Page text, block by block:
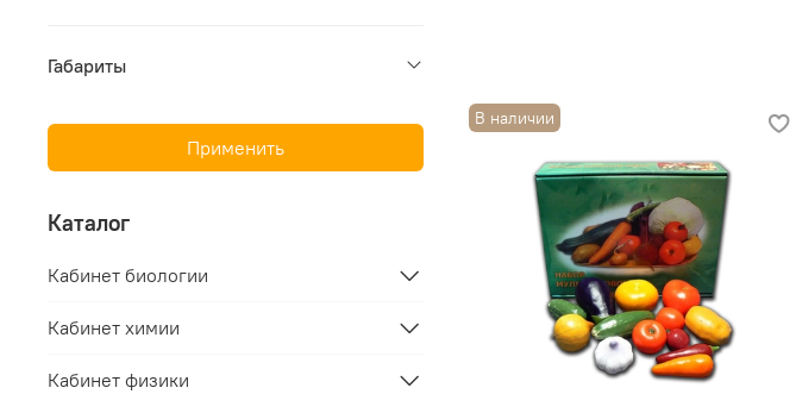
В наличии
Габариты
Применить
Каталог
Кабинет биологии
Кабинет химии
Кабинет физики